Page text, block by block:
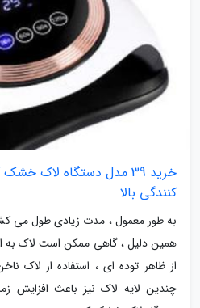
خرید 39 مدل دستگاه
کنندگی بالا
به طور معمول ، مدت زیادی طول می
همین دلیل ، گاهی ممکن است لاک
از ظاهر توده ای ، استفاده از لاک
چندین لایه لاک نیز باعث